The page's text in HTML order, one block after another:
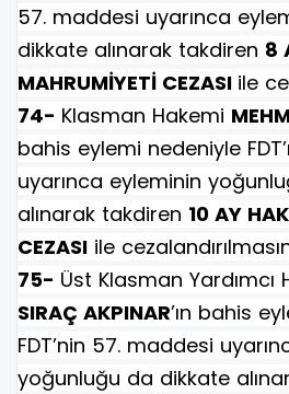
57. maddesi uyarınca
dikkate alınarak takdiren 8
MAHRUMİYETİ CEZASI ile
74- Klasman Hakemi
bahis eylemi nedeniyle
uyarınca eyleminin
alınarak takdiren 10 AY
CEZASI ile
75- Üst Klasman Yardımcı
SIRAÇ AKPINAR’ın bahis
FDT’nin 57. maddesi
yoğunluğu da dikkate